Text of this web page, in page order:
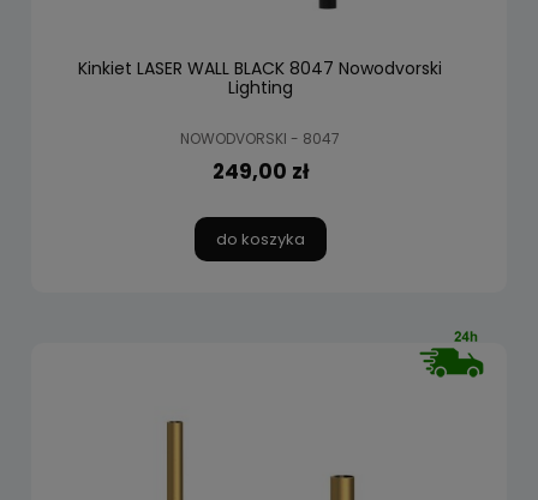
Kinkiet LASER WALL BLACK 8047 Nowodvorski
Lighting
NOWODVORSKI - 8047
249,00 zł
do koszyka